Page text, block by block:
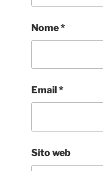
Nome*
Email *
Sito web